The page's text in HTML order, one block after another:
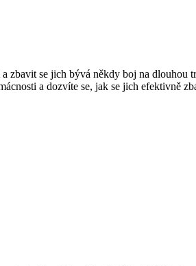
zbavit se jich bývá někdy boj na dlouhou
a dozvíte se, jak se jich efektivně